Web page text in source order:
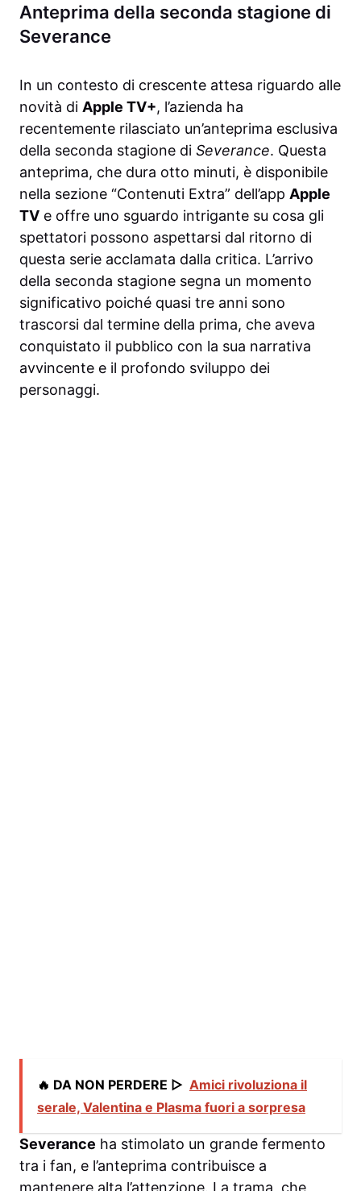
Anteprima della seconda stagione di
Severance
In un contesto di crescente attesa riguardo alle
novità di Apple TV+, l’azienda ha
recentemente rilasciato un’anteprima esclusiva
della seconda stagione di Severance. Questa
anteprima, che dura otto minuti, è disponibile
nella sezione “Contenuti Extra” dell’app Apple
TV e offre uno sguardo intrigante su cosa gli
spettatori possono aspettarsi dal ritorno di
questa serie acclamata dalla critica. L’arrivo
della seconda stagione segna un momento
significativo poiché quasi tre anni sono
trascorsi dal termine della prima, che aveva
conquistato il pubblico con la sua narrativa
avvincente e il profondo sviluppo dei
personaggi.
🔥 DA NON PERDERE ▷ Amici rivoluziona il
serale, Valentina e Plasma fuori a sorpresa
Severance ha stimolato un grande fermento
tra i fan, e l’anteprima contribuisce a
mantenere alta l’attenzione. La trama, che